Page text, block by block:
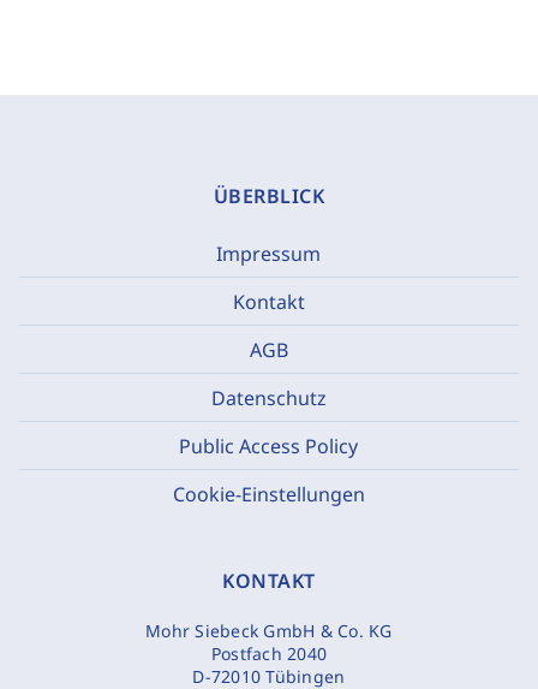
ÜBERBLICK
Impressum
Kontakt
AGB
Datenschutz
Public Access Policy
Cookie-Einstellungen
KONTAKT
Mohr Siebeck GmbH & Co. KG
Postfach 2040
D-72010 Tübingen